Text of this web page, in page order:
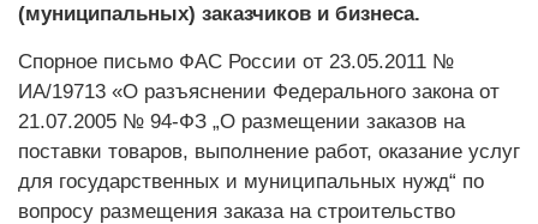
(муниципальных) заказчиков и бизнеса.
Спорное письмо ФАС России от 23.05.2011 №
ИА/19713 «О разъяснении Федерального закона от
21.07.2005 № 94-ФЗ „О размещении заказов на
поставки товаров, выполнение работ, оказание услуг
для государственных и муниципальных нужд“ по
вопросу размещения заказа на строительство